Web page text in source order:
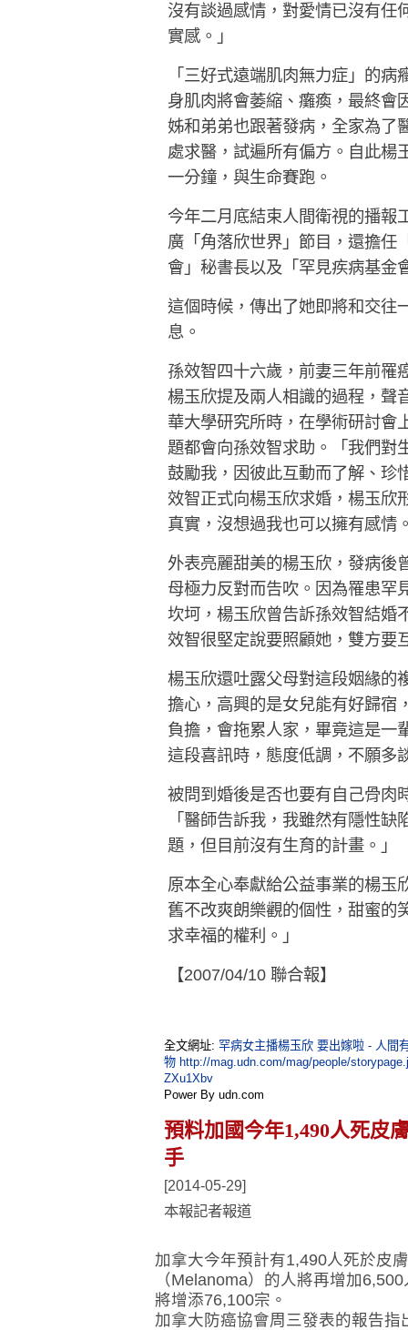
沒有談過感情，對愛情已沒有任
實感。」
「三好式遠端肌肉無力症」的
身肌肉將會萎縮、癱瘓，最終會
姊和弟弟也跟著發病，全家為了
處求醫，試遍所有偏方。自此楊
一分鐘，與生命賽跑。
今年二月底結束人間衛視的播報
廣「角落欣世界」節目，還擔任
會」秘書長以及「罕見疾病基金
這個時候，傳出了她即將和交往
息。
孫效智四十六歲，前妻三年前罹
楊玉欣提及兩人相識的過程，聲
華大學研究所時，在學術研討會
題都會向孫效智求助。「我們對
鼓勵我，因彼此互動而了解、珍
效智正式向楊玉欣求婚，楊玉欣
真實，沒想過我也可以擁有感情
外表亮麗甜美的楊玉欣，發病後
母極力反對而告吹。因為罹患罕
坎坷，楊玉欣曾告訴孫效智結婚
效智很堅定說要照顧她，雙方要
楊玉欣還吐露父母對這段姻緣的
擔心，高興的是女兒能有好歸宿
負擔，會拖累人家，畢竟這是一
這段喜訊時，態度低調，不願多
被問到婚後是否也要有自己骨肉
「醫師告訴我，我雖然有隱性
題，但目前沒有生育的計畫。」
原本全心奉獻給公益事業的楊玉
舊不改爽朗樂觀的個性，甜蜜的
求幸福的權利。」
【2007/04/10 聯合報】
全文網址: 罕病女主播楊玉欣 要出嫁啦 - 人間
物 http://mag.udn.com/mag/people/
ZXu1Xbv
Power By udn.com
預料加國今年1,490人死皮
手
[2014-05-29]
本報記者報道
加拿大今年預計有1,490人死於皮
（Melanoma）的人將再增加
將增添76,100宗。
加拿大防癌協會周三發表的報告